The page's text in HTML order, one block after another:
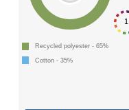
1
Recycled polyester - 65%
Cotton - 35%